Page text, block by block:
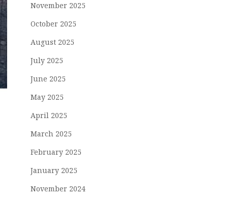
November 2025
October 2025
August 2025
July 2025
June 2025
May 2025
April 2025
March 2025
February 2025
January 2025
November 2024